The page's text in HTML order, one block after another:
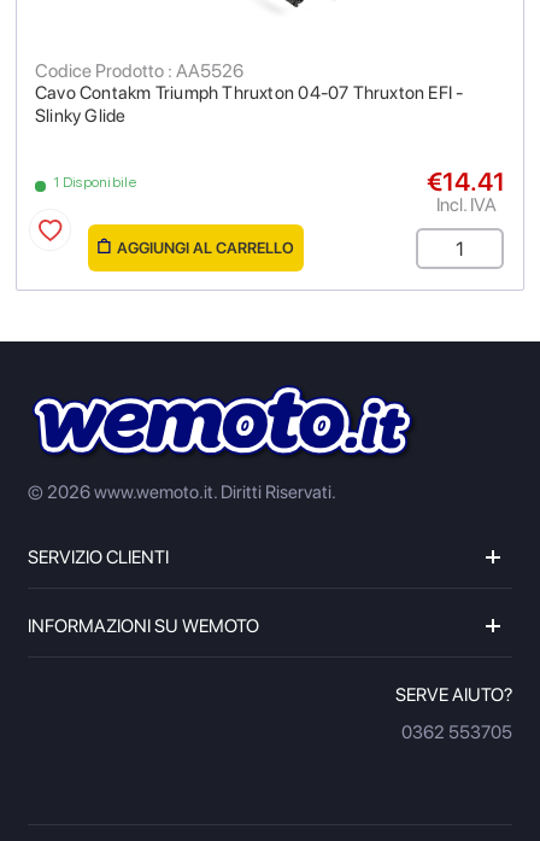
Cavo Contakm Triumph Thruxton 04-07 Thruxton EFI -
Slinky Glide
Codice Prodotto : AA5526
1 Disponibile €14.41
Incl. IVA
AGGIUNGI AL CARRELLO
© 2026 www.wemoto.it. Diritti Riservati.
SERVIZIO CLIENTI
INFORMAZIONI SU WEMOTO
SERVE AIUTO?
0362 553705